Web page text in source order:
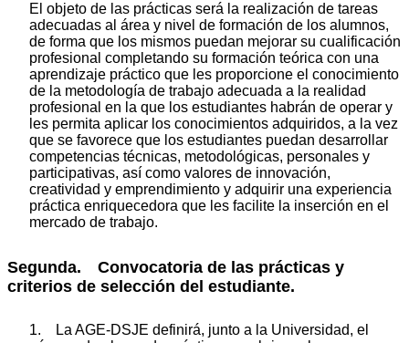
El objeto de las prácticas será la realización de tareas
adecuadas al área y nivel de formación de los alumnos,
de forma que los mismos puedan mejorar su cualificación
profesional completando su formación teórica con una
aprendizaje práctico que les proporcione el conocimiento
de la metodología de trabajo adecuada a la realidad
profesional en la que los estudiantes habrán de operar y
les permita aplicar los conocimientos adquiridos, a la vez
que se favorece que los estudiantes puedan desarrollar
competencias técnicas, metodológicas, personales y
participativas, así como valores de innovación,
creatividad y emprendimiento y adquirir una experiencia
práctica enriquecedora que les facilite la inserción en el
mercado de trabajo.
Segunda. Convocatoria de las prácticas y
criterios de selección del estudiante.
1. La AGE-DSJE definirá, junto a la Universidad, el